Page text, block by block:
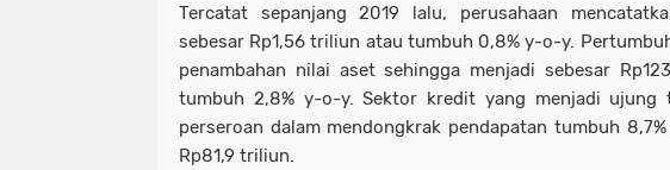
Tercatat sepanjang 2019 lalu, perusahaan
sebesar Rp1,56 triliun atau tumbuh 0,8% y-o-y.
penambahan nilai aset sehingga menjadi sebesar
tumbuh 2,8% y-o-y. Sektor kredit yang menjadi ujung
perseroan dalam mendongkrak pendapatan tumbuh
Rp81,9 triliun.